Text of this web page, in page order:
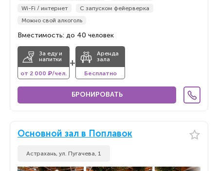
Wi-Fi / интернет
С запуском фейерверка
Можно свой алкоголь
Вместимость: до 40 человек
За еду и
напитки
от 2 000 ₽/чел.
+
Аренда
зала
Бесплатно
БРОНИРОВАТЬ
Основной зал в Поплавок
Астрахань, ул. Пугачева, 1